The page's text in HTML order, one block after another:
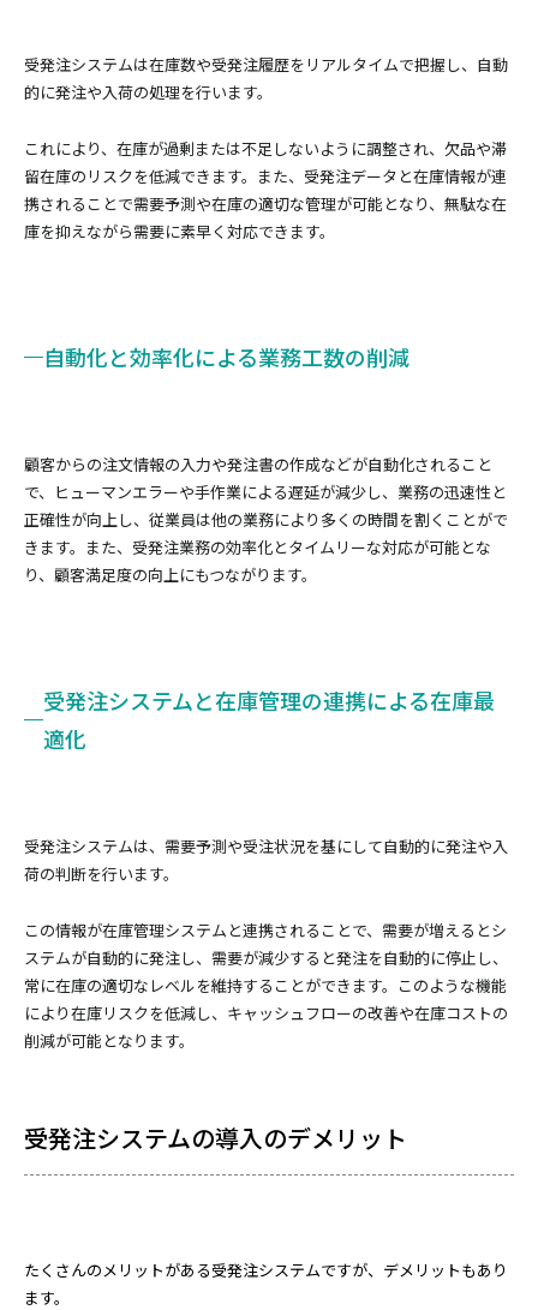
受発注システムは在庫数や受発注履歴をリアルタイムで把握し、自動
的に発注や入荷の処理を行います。
これにより、在庫が過剰または不足しないように調整され、欠品や滞
留在庫のリスクを低減できます。また、受発注データと在庫情報が連
携されることで需要予測や在庫の適切な管理が可能となり、無駄な在
庫を抑えながら需要に素早く対応できます。
自動化と効率化による業務工数の削減
顧客からの注文情報の入力や発注書の作成などが自動化されること
で、ヒューマンエラーや手作業による遅延が減少し、業務の迅速性と
正確性が向上し、従業員は他の業務により多くの時間を割くことがで
きます。また、受発注業務の効率化とタイムリーな対応が可能とな
り、顧客満足度の向上にもつながります。
受発注システムと在庫管理の連携による在庫最
適化
受発注システムは、需要予測や受注状況を基にして自動的に発注や入
荷の判断を行います。
この情報が在庫管理システムと連携されることで、需要が増えるとシ
ステムが自動的に発注し、需要が減少すると発注を自動的に停止し、
常に在庫の適切なレベルを維持することができます。このような機能
により在庫リスクを低減し、キャッシュフローの改善や在庫コストの
削減が可能となります。
受発注システムの導入のデメリット
たくさんのメリットがある受発注システムですが、デメリットもあり
ます。